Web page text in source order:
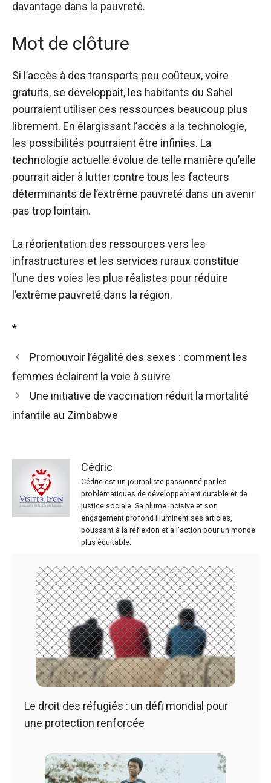
davantage dans la pauvreté.
Mot de clôture
Si l’accès à des transports peu coûteux, voire
gratuits, se développait, les habitants du Sahel
pourraient utiliser ces ressources beaucoup plus
librement. En élargissant l’accès à la technologie,
les possibilités pourraient être infinies. La
technologie actuelle évolue de telle manière qu’elle
pourrait aider à lutter contre tous les facteurs
déterminants de l’extrême pauvreté dans un avenir
pas trop lointain.
La réorientation des ressources vers les
infrastructures et les services ruraux constitue
l’une des voies les plus réalistes pour réduire
l’extrême pauvreté dans la région.
*
Promouvoir l’égalité des sexes : comment les
femmes éclairent la voie à suivre
Une initiative de vaccination réduit la mortalité
infantile au Zimbabwe
Cédric
Cédric est un journaliste passionné par les
problématiques de développement durable et de
justice sociale. Sa plume incisive et son
engagement profond illuminent ses articles,
poussant à la réflexion et à l'action pour un monde
plus équitable.
Le droit des réfugiés : un défi mondial pour
une protection renforcée